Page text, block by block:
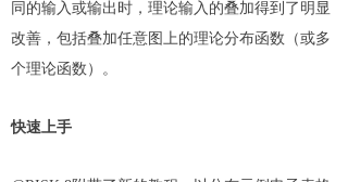
同的输入或输出时，理论输入的叠加得到了明显
改善，包括叠加任意图上的理论分布函数（或多
个理论函数）。
快速上手